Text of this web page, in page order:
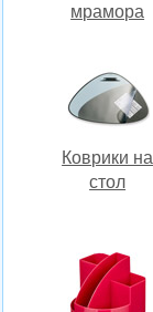
мрамора
Коврики на
стол